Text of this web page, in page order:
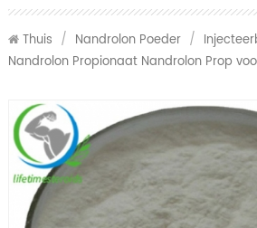
Thuis / Nandrolon Poeder /
Nandrolon Propionaat Nandrolon Prop